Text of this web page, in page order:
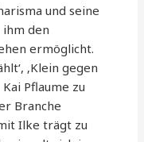
und seine
den
ermöglicht.
‚Klein gegen
Kai Pflaume zu
Branche
Ilke trägt zu